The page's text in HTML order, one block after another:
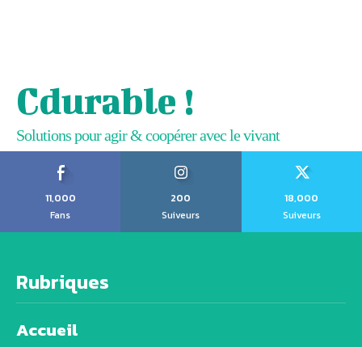
Cdurable !
Solutions pour agir & coopérer avec le vivant
11,000
Fans
200
Suiveurs
18,000
Suiveurs
Rubriques
Accueil